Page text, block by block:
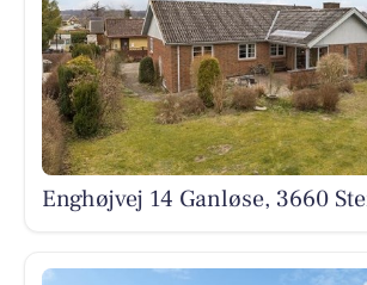
Enghøjvej 14 Ganløse, 3660